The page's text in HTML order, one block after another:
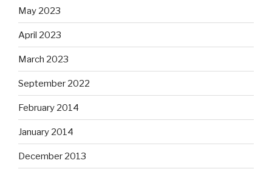
May 2023
April 2023
March 2023
September 2022
February 2014
January 2014
December 2013